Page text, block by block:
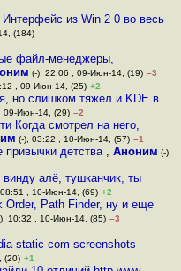
Интерфейс из Win 2 0 во весь
(184)
файл-менеджеры,
(-), 22:06 , 09-Июн-14, (19) –3
, 09-Июн-14, (25) +2
но слишком тяжел и KDE в
09-Июн-14, (29) –2
Когда смотрел на него,
(-), 03:22 , 10-Июн-14, (57) –1
привычки детства ,Аноним (-),
алё, тушканчик, ты
, 10-Июн-14, (69) +2
Order, Path Finder, ну и еще
10:32 , 10-Июн-14, (85) –3
static com screenshots
(20) +1